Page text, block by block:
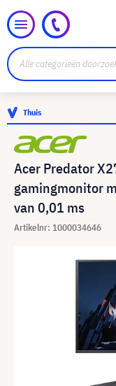
Thuis
Acer Predator
gamingmonitor
van 0,01 ms
Artikelnr: 1000034646